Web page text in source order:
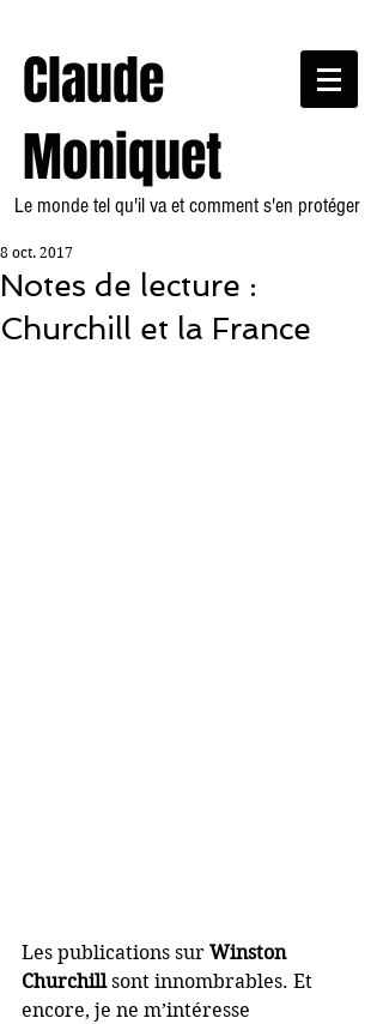
Claude
Moniquet
Le monde tel qu'il va et comment s'en protéger
Notes de lecture :
Churchill et la France
8 oct. 2017
Les publications sur Winston
Churchill sont innombrables. Et
encore, je ne m’intéresse